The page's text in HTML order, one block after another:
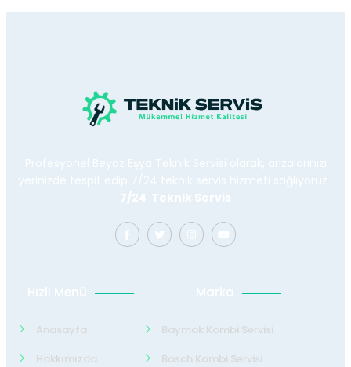
Profesyonel Beyaz Eşya Teknik Servisi olarak, arızalarınızı
yerinizde tespit edip 7/24 teknik servis hizmeti sağlıyoruz.
7/24 Teknik Servis
Hızlı Menü
Anasayfa
Hakkımızda
Marka
Baymak Kombi Servisi
Bosch Kombi Servisi